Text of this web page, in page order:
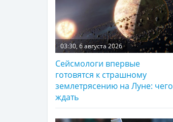
03:30, 6 августа 2026
Сейсмологи впервые
готовятся к страшному
землетрясению на Луне: чего
ждать